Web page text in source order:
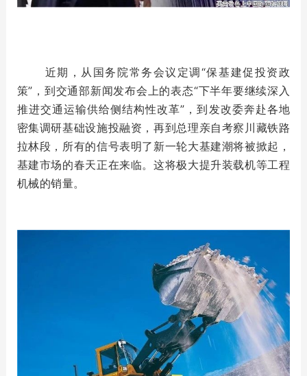
近期，从国务院常务会议定调“保基建促投资政
策”，到交通部新闻发布会上的表态“下半年要继续深入
推进交通运输供给侧结构性改革”，到发改委奔赴各地
密集调研基础设施投融资，再到总理亲自考察川藏铁路
拉林段，所有的信号表明了新一轮大基建潮将被掀起，
基建市场的春天正在来临。这将极大提升装载机等工程
机械的销量。